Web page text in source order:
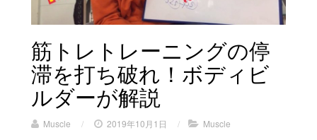
筋トレトレーニングの停
滞を打ち破れ！ボディビ
ルダーが解説
Muscle / 2019年10月1日 / Muscle